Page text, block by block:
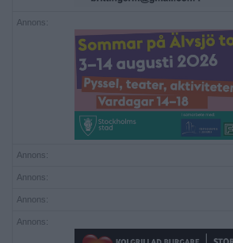
Annons:
Annons:
Annons:
Annons:
Annons: